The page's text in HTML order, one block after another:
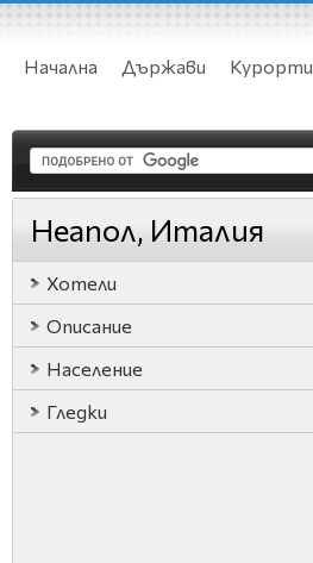
Начална Държави Курорти
Неапол, Италия
Хотели
Описание
Население
Гледки